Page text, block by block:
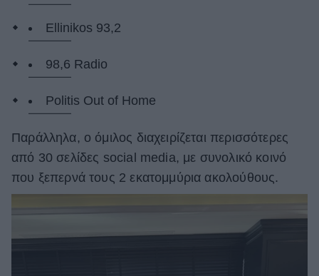
Ellinikos 93,2
98,6 Radio
Politis Out of Home
Παράλληλα, ο όμιλος διαχειρίζεται περισσότερες
από 30 σελίδες social media, με συνολικό κοινό
που ξεπερνά τους 2 εκατομμύρια ακολούθους.